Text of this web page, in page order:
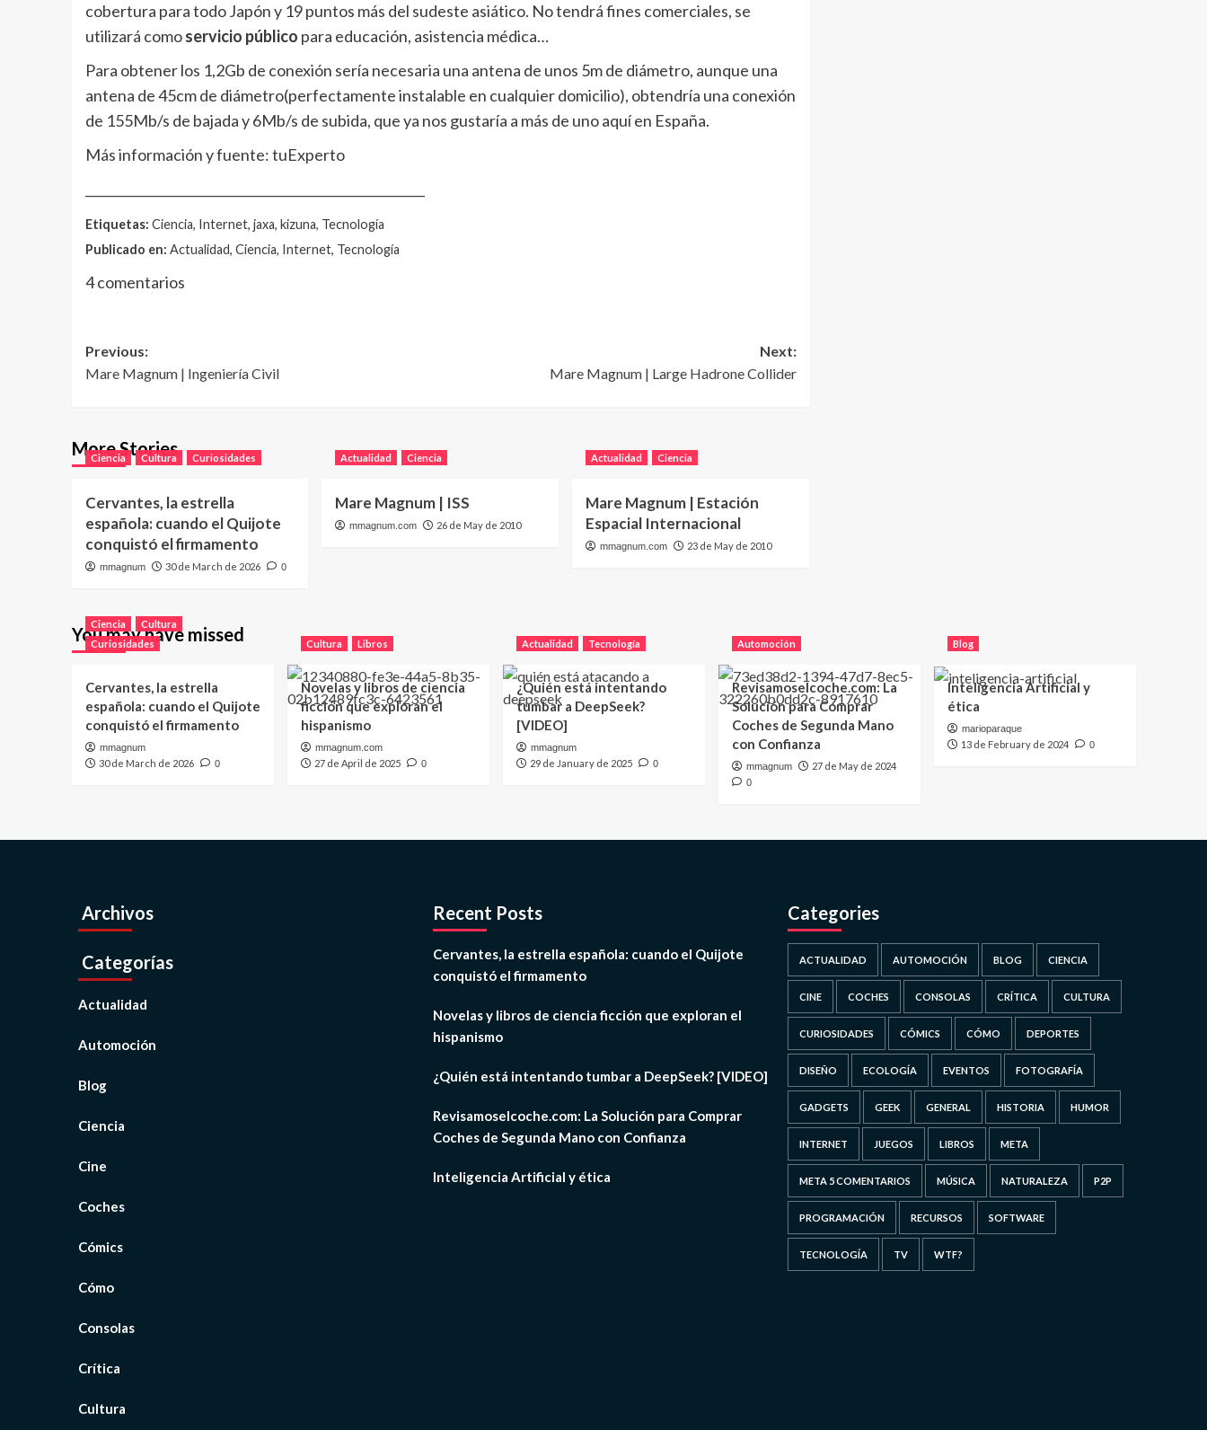
cobertura para todo Japón y 19 puntos más del sudeste asiático. No tendrá fines comerciales, se
utilizará comoservicio público para educación, asistencia médica…
Para obtener los 1,2Gb de conexión sería necesaria una antena de unos 5m de diámetro, aunque una
antena de 45cm de diámetro(perfectamente instalable en cualquier domicilio), obtendría una conexión
de 155Mb/s de bajada y 6Mb/s de subida, que ya nos gustaría a más de uno aquí en España.
Más información y fuente: tuExperto
Etiquetas: Ciencia, Internet, jaxa, kizuna, Tecnología
Publicado en: Actualidad, Ciencia, Internet, Tecnología
4 comentarios
Post
navigation
Previous:
Mare Magnum | Ingeniería Civil
Next:
Mare Magnum | Large Hadrone Collider
More Stories
Ciencia Cultura Curiosidades
Cervantes, la estrella
española: cuando el Quijote
conquistó el firmamento
mmagnum 30 de March de 2026 0
Actualidad Ciencia
Mare Magnum | ISS
mmagnum.com 26 de May de 2010
Actualidad Ciencia
Mare Magnum | Estación
Espacial Internacional
mmagnum.com 23 de May de 2010
You may have missed
Ciencia
Cultura
Curiosidades
Cervantes, la estrella
española: cuando el Quijote
conquistó el firmamento
mmagnum
30 de March de 2026 0
Cultura Libros
Novelas y libros de ciencia
ficción que exploran el
hispanismo
mmagnum.com
27 de April de 2025 0
Actualidad Tecnología
¿Quién está intentando
tumbar a DeepSeek?
[VIDEO]
mmagnum
29 de January de 2025 0
Automoción
Revisamoselcoche.com: La
Solución para Comprar
Coches de Segunda Mano
con Confianza
mmagnum 27 de May de 2024
0
Blog
Inteligencia Artificial y
ética
marioparaque
13 de February de 2024 0
Archivos
Categorías
Actualidad
Automoción
Blog
Ciencia
Cine
Coches
Cómics
Cómo
Consolas
Crítica
Cultura
Recent Posts
Cervantes, la estrella española: cuando el Quijote
conquistó el firmamento
Novelas y libros de ciencia ficción que exploran el
hispanismo
¿Quién está intentando tumbar a DeepSeek? [VIDEO]
Revisamoselcoche.com: La Solución para Comprar
Coches de Segunda Mano con Confianza
Inteligencia Artificial y ética
Categories
ACTUALIDAD AUTOMOCIÓN BLOG CIENCIA
CINE COCHES CONSOLAS CRÍTICA CULTURA
CURIOSIDADES CÓMICS CÓMO DEPORTES
DISEÑO ECOLOGÍA EVENTOS FOTOGRAFÍA
GADGETS GEEK GENERAL HISTORIA HUMOR
INTERNET JUEGOS LIBROS META
META 5 COMENTARIOS MÚSICA NATURALEZA P2P
PROGRAMACIÓN RECURSOS SOFTWARE
TECNOLOGÍA TV WTF?